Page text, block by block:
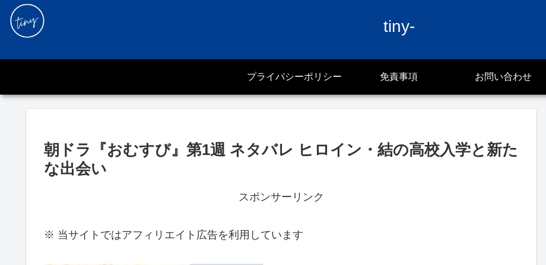
tiny-
プライバシーポリシー 免責事項 お問い合わせ
朝ドラ『おむすび』第1週 ネタバレ ヒロイン・結の高校入学と新た
な出会い
スポンサーリンク